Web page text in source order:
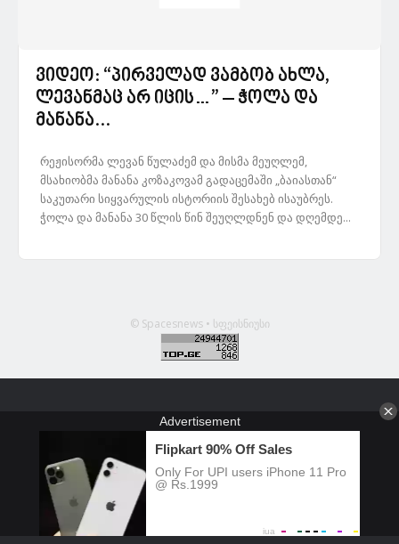
ვიდეო: “პირველად ვამბობ ახლა,
ლევანმაც არ იცის…” – ჭოლა და
მანანა...
რეჟისორმა ლევან წულაძემ და მისმა მეუღლემ,
მსახიობმა მანანა კოზაკოვამ გადაცემაში „ბაიასთან“
საკუთარი სიყვარულის ისტორიის შესახებ ისაუბრეს.
ჭოლა და მანანა 30 წლის წინ შეუღლდნენ და დღემდე...
© Spacesnews • სფეისნიუსი